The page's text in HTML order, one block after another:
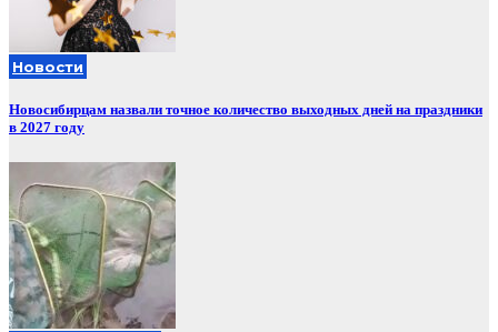
Новости
Новосибирцам назвали точное количество выходных дней на праздники
в 2027 году